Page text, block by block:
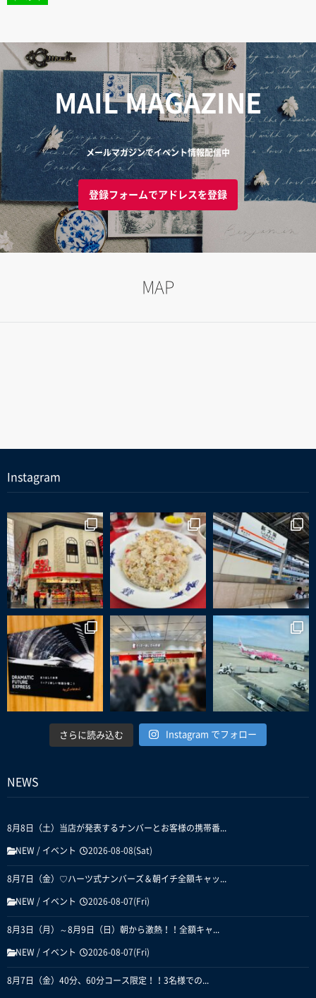
MAIL MAGAZINE
メールマガジンでイベント情報配信中
登録フォームでアドレスを登録
MAP
Instagram
さらに読み込む Instagram でフォロー
NEWS
8月8日（土）当店が発表するナンバーとお客様の携帯番...
NEW / イベント 2026-08-08(Sat)
8月7日（金）♡ハーツ式ナンバーズ＆朝イチ全額キャッ...
NEW / イベント 2026-08-07(Fri)
8月3日（月）～8月9日（日）朝から激熱！！全額キャ...
NEW / イベント 2026-08-07(Fri)
8月7日（金）40分、60分コース限定！！3名様での...